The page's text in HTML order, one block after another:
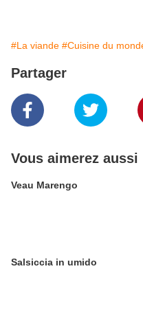
#La viande #Cuisine du
Partager
Vous aimerez aussi
Veau Marengo
Salsiccia in umido